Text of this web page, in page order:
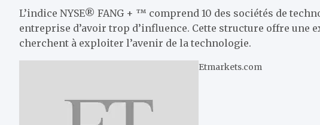
L’indice NYSE® FANG + ™ comprend 10 des sociétés de
entreprise d’avoir trop d’influence. Cette structure offre
cherchent à exploiter l’avenir de la technologie.
Etmarkets.com